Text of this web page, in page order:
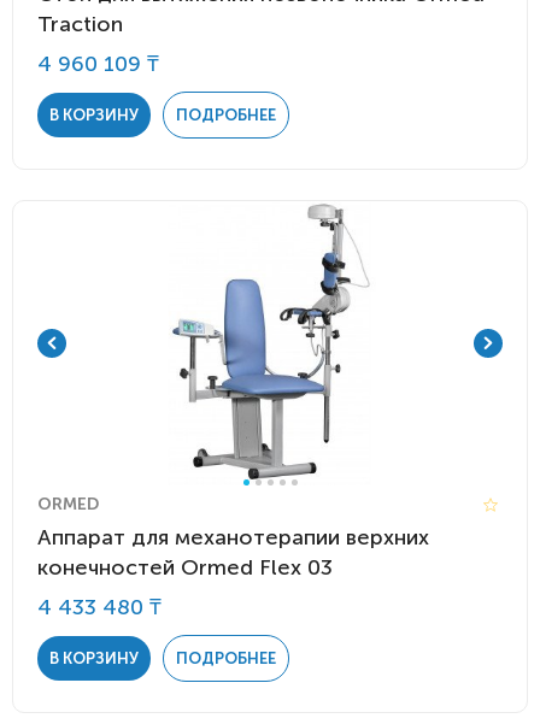
Traction
4 960 109 ₸
В КОРЗИНУ ПОДРОБНЕЕ
ORMED
Аппарат для механотерапии верхних
конечностей Ormed Flex 03
4 433 480 ₸
В КОРЗИНУ ПОДРОБНЕЕ